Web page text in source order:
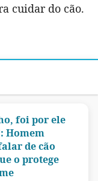
cuidar do cão.
foi por ele
Homem
de cão
o protege